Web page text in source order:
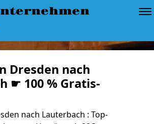
Dresden nach
☛ 100 % Gratis-
nach Lauterbach : Top-